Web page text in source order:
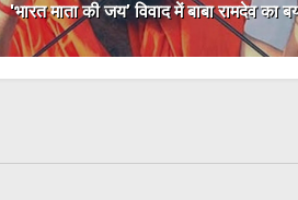
'भारत माता की जय’ विवाद में बाबा रामदेव का